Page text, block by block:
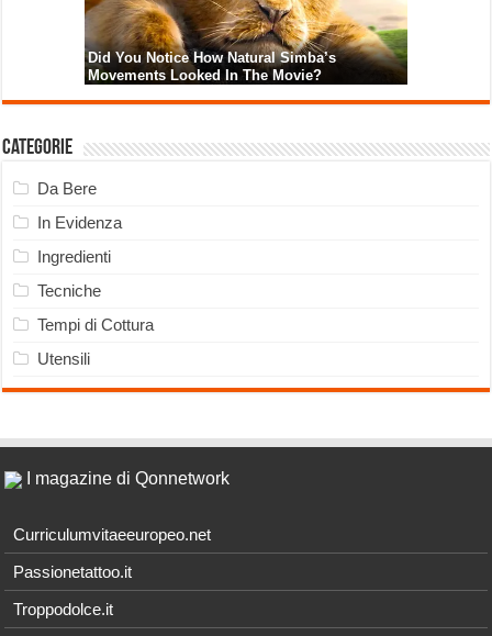
Categorie
Da Bere
In Evidenza
Ingredienti
Tecniche
Tempi di Cottura
Utensili
I magazine di Qonnetwork
Curriculumvitaeeuropeo.net
Passionetattoo.it
Troppodolce.it